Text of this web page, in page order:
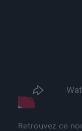
Retrouvez ce